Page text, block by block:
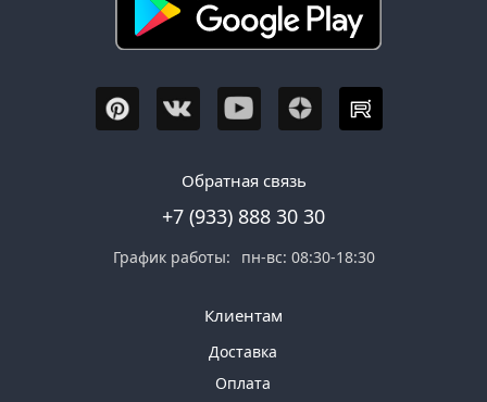
Обратная связь
+7 (933) 888 30 30
График работы: пн-вс: 08:30-18:30
Клиентам
Доставка
Оплата